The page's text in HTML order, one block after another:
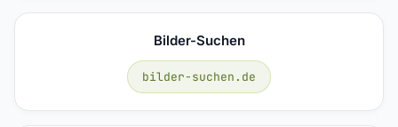
Bilder-Suchen
bilder-suchen.de